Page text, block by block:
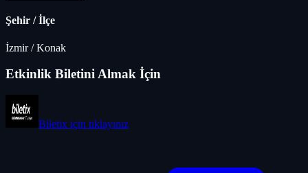
Şehir / İlçe
İzmir/Konak
Etkinlik Biletini Almak İçin
Biletix için tıklayınız